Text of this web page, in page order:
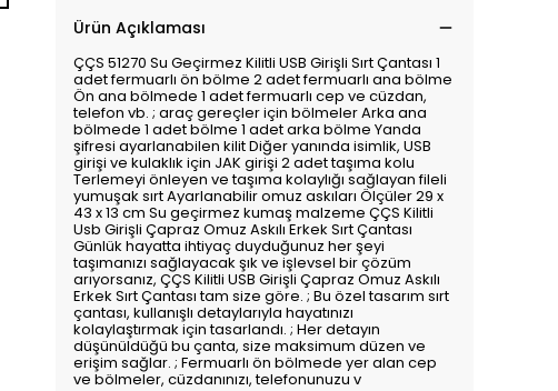
Ürün Açıklaması
ÇÇS 51270 Su Geçirmez Kilitli USB Girişli Sırt Çantası 1
adet fermuarlı ön bölme 2 adet fermuarlı ana bölme
Ön ana bölmede 1 adet fermuarlı cep ve cüzdan,
telefon vb. ; araç gereçler için bölmeler Arka ana
bölmede 1 adet bölme 1 adet arka bölme Yanda
şifresi ayarlanabilen kilit Diğer yanında isimlik, USB
girişi ve kulaklık için JAK girişi 2 adet taşıma kolu
Terlemeyi önleyen ve taşıma kolaylığı sağlayan fileli
yumuşak sırt Ayarlanabilir omuz askıları Ölçüler 29 x
43 x 13 cm Su geçirmez kumaş malzeme ÇÇS Kilitli
Usb Girişli Çapraz Omuz Askılı Erkek Sırt Çantası
Günlük hayatta ihtiyaç duyduğunuz her şeyi
taşımanızı sağlayacak şık ve işlevsel bir çözüm
arıyorsanız, ÇÇS Kilitli USB Girişli Çapraz Omuz Askılı
Erkek Sırt Çantası tam size göre. ; Bu özel tasarım sırt
çantası, kullanışlı detaylarıyla hayatınızı
kolaylaştırmak için tasarlandı. ; Her detayın
düşünüldüğü bu çanta, size maksimum düzen ve
erişim sağlar. ; Fermuarlı ön bölmede yer alan cep
ve bölmeler, cüzdanınızı, telefonunuzu v